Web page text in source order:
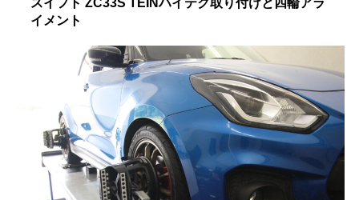
スイフト ZC33S TEINハイテク取り付けと四輪アラ
イメント